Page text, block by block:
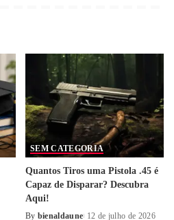
SEM CATEGORIA
Quantos Tiros uma Pistola .45 é
Capaz de Disparar? Descubra
Aqui!
By bienaldaune 12 de julho de 2026